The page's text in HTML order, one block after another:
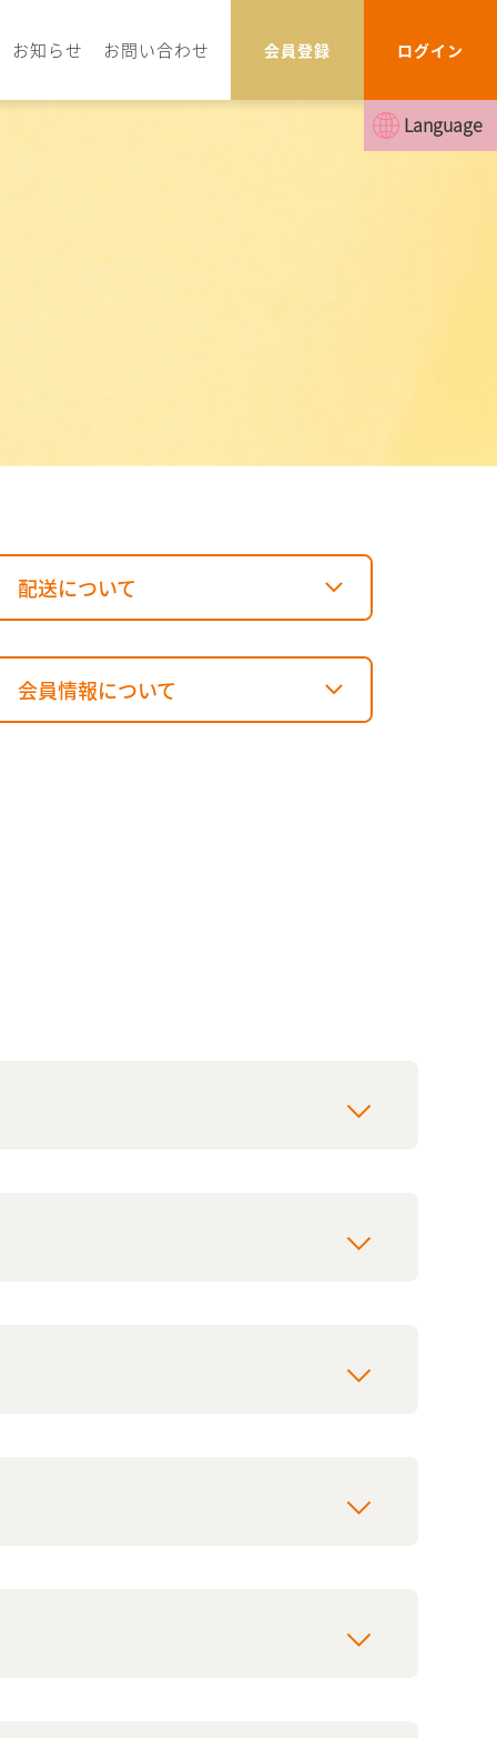
Language
お知らせ お問い合わせ 会員登録 ログイン
配送について
会員情報について